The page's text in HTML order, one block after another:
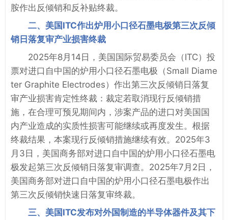
胺作出反倾销和反补贴终裁。
二、美国ITC作出炉用小口径石墨电极第三次反倾
销日落复审产业损害终裁
2025年8月14日，美国国际贸易委员会（ITC）投
票对进口自中国的炉用小口径石墨电极（Small Diame
ter Graphite Electrodes）作出第三次反倾销日落复
审产业损害肯定性终裁：裁定若取消现行反倾销措
施，在合理可预见期间内，涉案产品的进口对美国国
内产业造成的实质性损害可能继续或再度发生。根据
终裁结果，本案现行反倾销措施继续有效。2025年3
月3日，美国商务部对进口自中国的炉用小口径石墨电
极发起第三次反倾销日落复审调查。2025年7月2日，
美国商务部对进口自中国的炉用小口径石墨电极作出
第三次反倾销快速日落复审终裁。
三、美国ITC发布对外国制造的半导体器件及其下